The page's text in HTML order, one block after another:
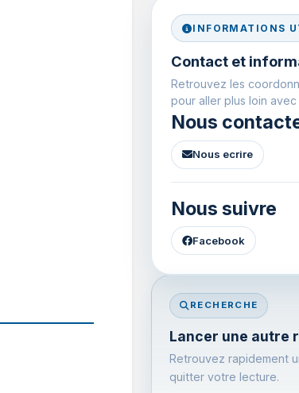
INFORMATIONS
Contact et
Retrouvez les
pour aller plus loin
Nous
Nous ecrire
Nous suivre
Facebook
RECHERCHE
Lancer une autre
Retrouvez rapidement
quitter votre lecture.